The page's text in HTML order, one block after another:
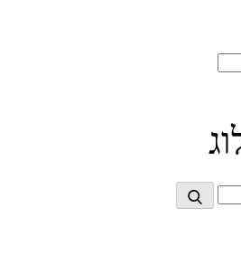
Search